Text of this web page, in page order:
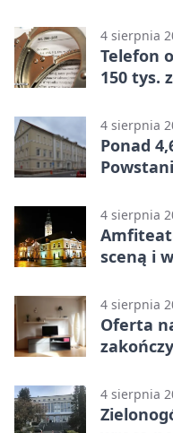
4 sierpnia
Telefon
150 tys.
4 sierpnia
Ponad
4 sierpnia
sceną i
4 sierpnia
Oferta
4 sierpnia